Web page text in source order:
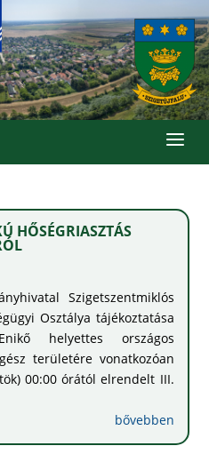
a
HŐSÉGRIASZTÁS
Szigetszentmiklós
Osztálya tájékoztatása
helyettes országos
területére vonatkozóan
00:00 órától elrendelt III.
bővebben